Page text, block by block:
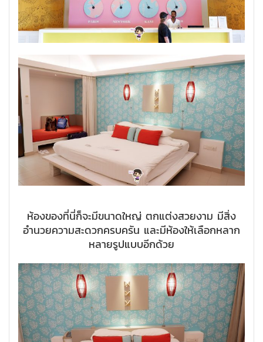
ห้องของที่นี่ก็จะมีขนาดใหญ่ ตกแต่งสวยงาม มีสิ่ง
อำนวยความสะดวกครบครัน และมีห้องให้เลือกหลาก
หลายรูปแบบอีกด้วย